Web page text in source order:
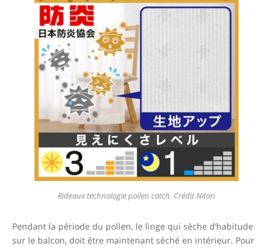
Rideaux technologie pollen catch. Crédit Nitori
Pendant la période du pollen, le linge qui sèche d’habitude
sur le balcon, doit être maintenant séché en intérieur. Pour